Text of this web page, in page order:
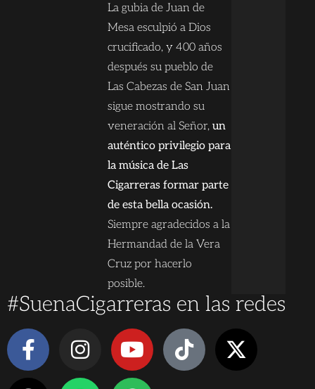
La gubia de Juan de
Mesa esculpió a Dios
crucificado, y 400 años
después su pueblo de
Las Cabezas de San Juan
sigue mostrando su
veneración al Señor,un
auténtico privilegio para
la música de Las
Cigarreras formar parte
de esta bella ocasión.
Siempre agradecidos a la
Hermandad de la Vera
Cruz por hacerlo
posible.
#SuenaCigarreras en las redes